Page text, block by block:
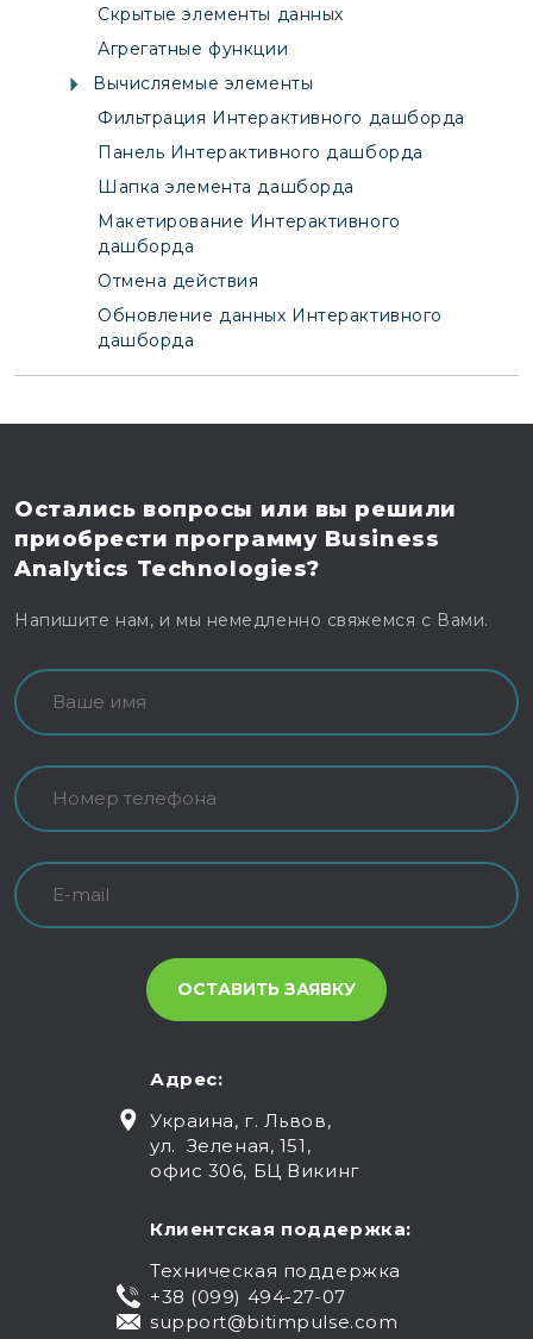
Скрытые элементы данных
Агрегатные функции
Вычисляемые элементы
Фильтрация Интерактивного дашборда
Панель Интерактивного дашборда
Шапка элемента дашборда
Макетирование Интерактивного
дашборда
Отмена действия
Обновление данных Интерактивного
дашборда
Остались вопросы или вы решили
приобрести программу Business
Analytics Technologies?
Напишите нам, и мы немедленно свяжемся с Вами.
Адрес:
Украина, г. Львов,
ул. Зеленая, 151,
офис 306, БЦ Викинг
Клиентская поддержка:
Техническая поддержка
+38 (099) 494-27-07
support@bitimpulse.com